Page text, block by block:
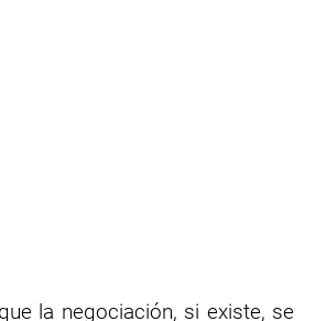
la negociación, si existe, se